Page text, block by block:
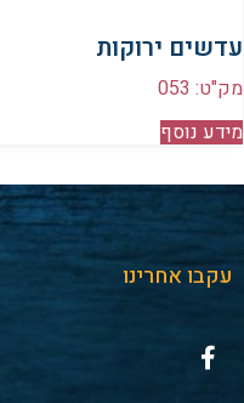
עדשים ירוקות
מק"ט: 053
מידע נוסף
עקבו אחרינו